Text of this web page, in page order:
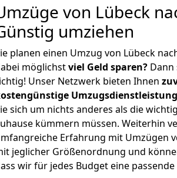
von Lübeck
umziehen
planen einen Umzug von Lübeck
möglichstviel Geld sparen? Dann
Unser Netzwerk bieten Ihnen
sich um nichts anderes als die
kümmern müssen. Weiterhin
Erfahrung mit Umzügen
jeglicher Größenordnung und
wir für jedes Budget eine